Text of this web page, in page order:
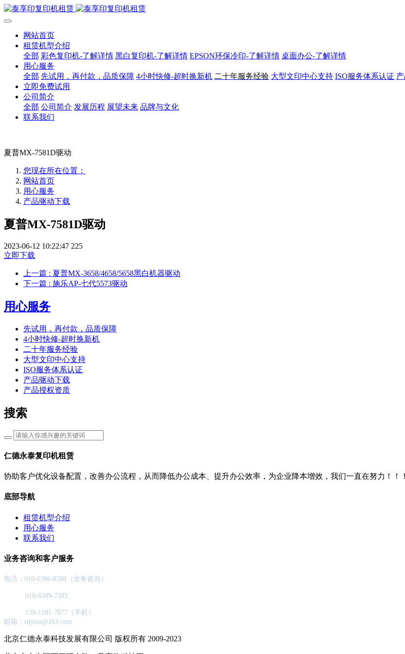
网站首页
租赁机型介绍
全部 彩色复印机-了解详情 黑白复印机-了解详情 EPSON环保冷印-了解详情 桌面办公-了解详情
用心服务
全部 先试用，再付款，品质保障 4小时快修-超时换新机 二十年服务经验 大型文印中心支持 ISO服务体系认证
立即免费试用
公司简介
全部 公司简介 发展历程 展望未来 品牌与文化
联系我们
夏普MX-7581D驱动
您现在所在位置：
网站首页
用心服务
产品驱动下载
夏普MX-7581D驱动
2023-06-12 10:22:47 225
立即下载
上一篇 : 夏普MX-3658/4658/5658黑白机器驱动
下一篇 : 施乐AP-七代5573驱动
用心服务
先试用，再付款，品质保障
4小时快修-超时换新机
二十年服务经验
大型文印中心支持
ISO服务体系认证
产品驱动下载
产品授权资质
搜索
仁德永泰复印机租赁
协助客户优化设备配置，改善办公流程，从而降低办公成本、提升办公效率，为企业降本增效，我们一直在努力！！！
底部导航
租赁机型介绍
用心服务
联系我们
业务咨询和客户服务
电话：010-6386-8588（业务咨询）
010-6389-7383
139-1181-7077（手机）
邮箱：rdytoa@163.com
北京仁德永泰科技发展有限公司 版权所有 2009-2023